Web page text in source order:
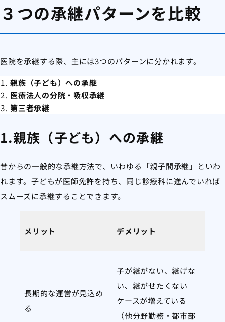
３つの承継パターンを比較
医院を承継する際、主には3つのパターンに分かれます。
親族（子ども）への承継
医療法人の分院・吸収承継
第三者承継
1.親族（子ども）への承継
昔からの一般的な承継方法で、いわゆる「親子間承継」といわ
れます。子どもが医師免許を持ち、同じ診療科に進んでいれば
スムーズに承継することできます。
メリット デメリット
長期的な運営が見込め
る
子が継がない、継げな
い、継がせたくない
ケースが増えている
（他分野勤務・都市部